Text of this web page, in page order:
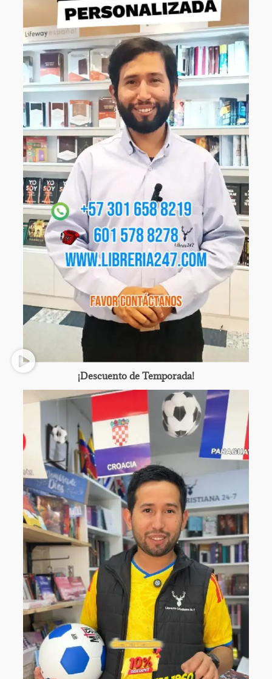
¡Descuento de Temporada!